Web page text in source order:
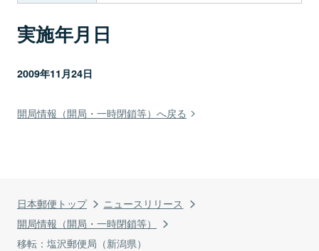
日本郵便トップ
ニュースリリース
開局情報（開局・一時閉鎖等）
移転：塩沢郵便局（新潟県）
実施年月日
2009年11月24日
開局情報（開局・一時閉鎖等）へ戻る